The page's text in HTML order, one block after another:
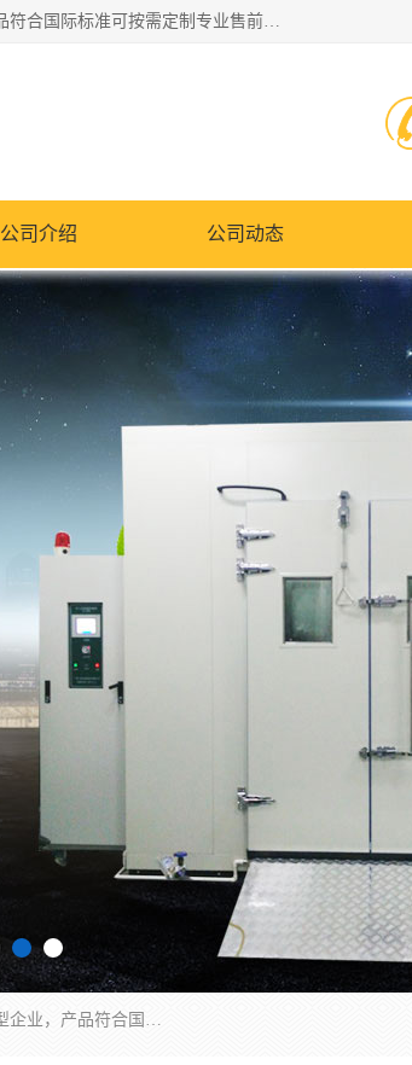
湖南兰思仪器有限公司是一家从事检测仪器研发生产销售和维修保养服务的综合型企业，产品符合国际标准可按需定制专业售前售后工程师，主要有门窗性能体验箱、门窗隔音展示箱、恒温恒湿试验箱、步入式恒温恒湿房、高低温试验箱、老化试验箱、老化试验房、恒温恒湿培养箱、水泥标准养护试验箱、电热鼓风干燥试验箱、真空干燥箱、工业烤箱、盐雾腐蚀试验箱等。
公司介绍 公司动态
湖南兰思仪器有限公司是一家从事检测仪器研发生产销售和维修保养服务的综合型企业，产品符合国际标准可按需定制专业售前售后工程师，主要有门窗性能体验箱、门窗隔音展示箱、恒温恒湿试验箱、步入式恒温恒湿房、高低温试验箱、老化试验箱、老化试验房、恒温恒湿培养箱、水泥标准养护试验箱、电热鼓风干燥试验箱、真空干燥箱、工业烤箱、盐雾腐蚀试验箱等。